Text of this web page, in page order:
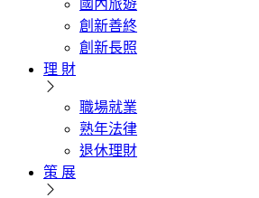
國內旅遊
創新善終
創新長照
理 財
職場就業
熟年法律
退休理財
策 展